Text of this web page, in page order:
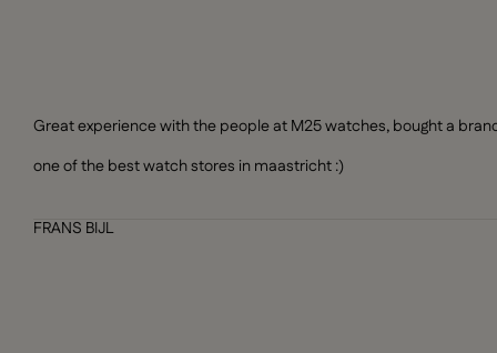
Great experience with the people at M25 watches, bought a
one of the best watch stores in maastricht :)
FRANS BIJL